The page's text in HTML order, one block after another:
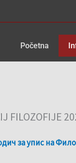
Početna
FILOZOFIJE
за упис на